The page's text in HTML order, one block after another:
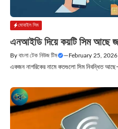
মোবাইল সিম
এনআইডি দিয়ে কয়টি সিম আছে
By বাংলা টেক নিউজ টিম — February 25, 2026
একজন নাগরিকের নামে কতগুলো সিম নিবন্ধিত